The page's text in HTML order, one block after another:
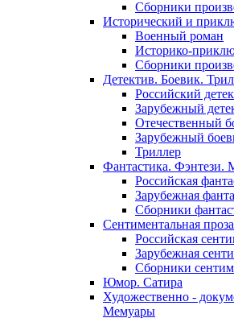
Сборники
Исторический и
Военный роман
Историко-
Сборники
Детектив. Боевик.
Российский
Зарубежный
Отечественный
Зарубежный
Триллер
Фантастика. Фэнтези.
Российская
Зарубежная
Сборники
Сентиментальная проза
Российская
Зарубежная
Сборники
Юмор. Сатира
Художественно -
Мемуары